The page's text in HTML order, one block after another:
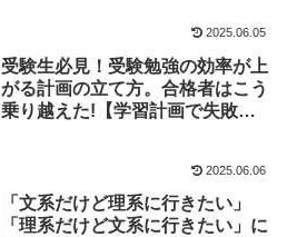
2025.06.05
受験生必見！受験勉強の効率が上
がる計画の立て方。合格者はこう
乗り越えた!【学習計画で失敗し
2025.06.06
「文系だけど理系に行きたい」
「理系だけど文系に行きたい」に